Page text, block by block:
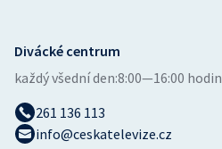
Divácké centrum
každý všední den:8:00—16:00 hodin
261 136 113
info@ceskatelevize.cz